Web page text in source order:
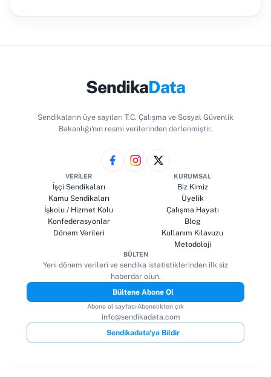
SendikaData
Sendikaların üye sayıları T.C. Çalışma ve Sosyal Güvenlik
Bakanlığı'nın resmi verilerinden derlenmiştir.
VERILER
İşçi Sendikaları
Kamu Sendikaları
İşkolu / Hizmet Kolu
Konfederasyonlar
Dönem Verileri
KURUMSAL
Biz Kimiz
Üyelik
Çalışma Hayatı
Blog
Kullanım Kılavuzu
Metodoloji
BÜLTEN
Yeni dönem verileri ve sendika istatistiklerinden ilk siz
haberdar olun.
Bültene Abone Ol
Abone ol sayfası·Abonelikten çık
info@sendikadata.com
Sendikadata'ya Bildir